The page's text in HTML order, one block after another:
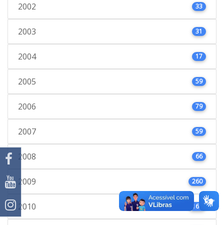
2002 33
2003 31
2004 17
2005 59
2006 79
2007 59
2008 66
2009 260
2010 163